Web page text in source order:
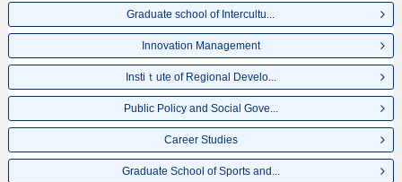
Graduate school of Intercultu...
Innovation Management
Instiｔute of Regional Develo...
Public Policy and Social Gove...
Career Studies
Graduate School of Sports and...